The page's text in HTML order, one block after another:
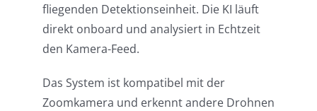
fliegenden Detektionseinheit. Die KI läuft
direkt onboard und analysiert in Echtzeit
den Kamera-Feed.
Das System ist kompatibel mit der
Zoomkamera und erkennt andere Drohnen